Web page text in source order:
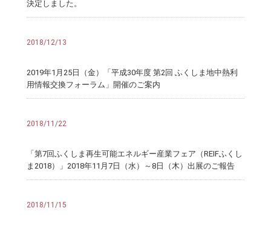
決定しました。
2018/12/13
2019年1月25日（金）「平成30年度 第2回 ふくしま地中熱利
用情報交換フォーラム」開催のご案内
2018/11/22
「第7回ふくしま再生可能エネルギー産業フェア（REIFふくし
ま2018）」2018年11月7日（水）～8日（木）出展のご報告
2018/11/15